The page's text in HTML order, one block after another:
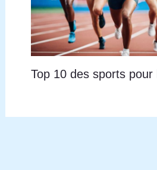
Top 10 des sports pour